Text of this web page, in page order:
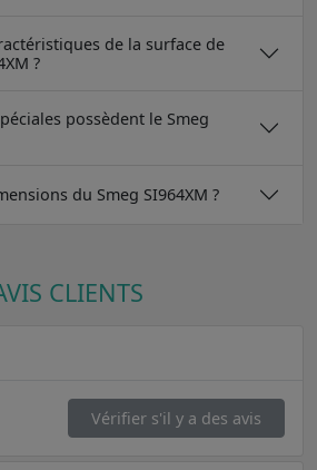
de la surface de
?
possèdent le Smeg
du Smeg SI964XM ?
CLIENTS
Vérifier s'il y a des avis